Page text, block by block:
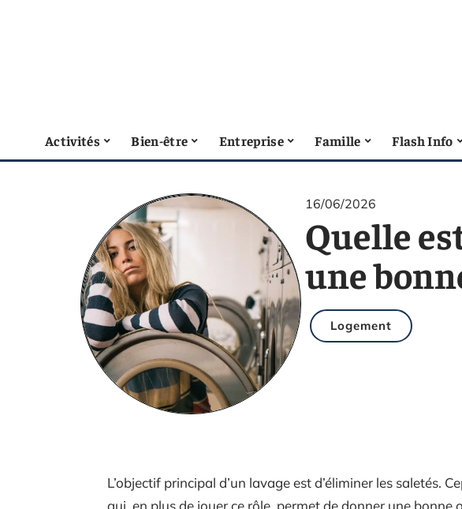
Activités Bien-être Entreprise Famille Flash Info
16/06/2026
Quelle
une
Logement
L’objectif principal d’un lavage est d’éliminer les saletés.
qui, en plus de jouer ce rôle, permet de donner une bonne